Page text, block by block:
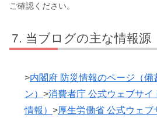
ご確認ください。
当ブログの主な情報源
>内閣府 防災情報のページ（備
ン） >消費者庁 公式ウェブサ
情報） >厚生労働省 公式ウェ